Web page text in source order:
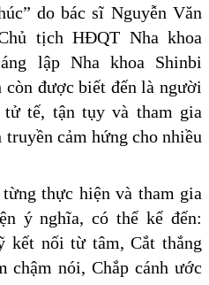
do bác sĩ Nguyễn Văn
tịch HĐQT Nha khoa
lập Nha khoa Shinbi
còn được biết đến là người
tế, tận tụy và tham gia
cảm hứng cho nhiều
thực hiện và tham gia
ý nghĩa, có thể kể đến:
kết nối từ tâm, Cắt thắng
nói, Chắp cánh ước